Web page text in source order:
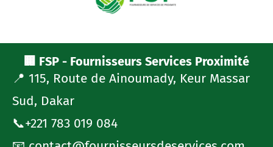
🏢 FSP - Fournisseurs Services Proximité
📍 115, Route de Ainoumady, Keur Massar
Sud, Dakar
📞+221 783 019 084